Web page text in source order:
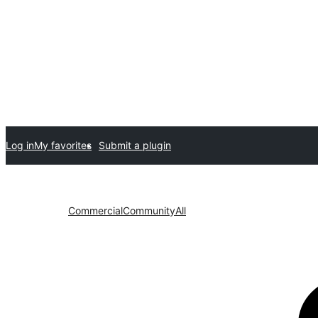
Submit a plugin
My favorites
Log in
All
Community
Commercial